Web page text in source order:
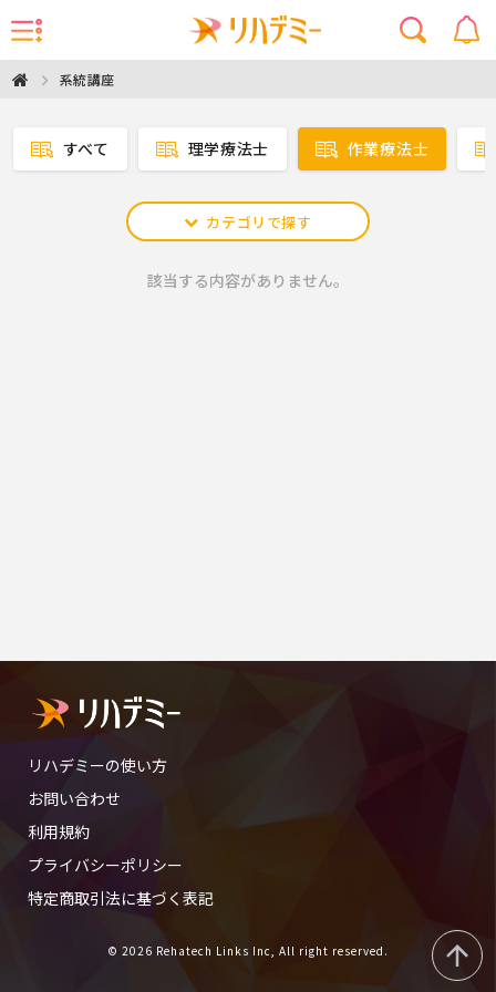
系統講座
すべて 理学療法士 作業療法士
カテゴリで探す
該当する内容がありません。
リハデミーの使い方
お問い合わせ
利用規約
プライバシーポリシー
特定商取引法に基づく表記
© 2026 Rehatech Links Inc, All right reserved.